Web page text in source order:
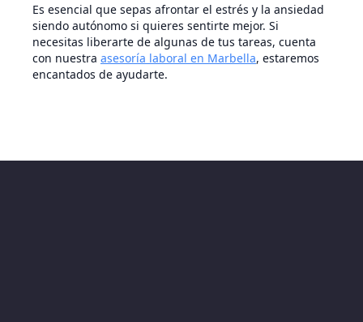
Es esencial que sepas afrontar el estrés y la ansiedad
siendo autónomo si quieres sentirte mejor. Si
necesitas liberarte de algunas de tus tareas, cuenta
con nuestra asesoría laboral en Marbella, estaremos
encantados de ayudarte.